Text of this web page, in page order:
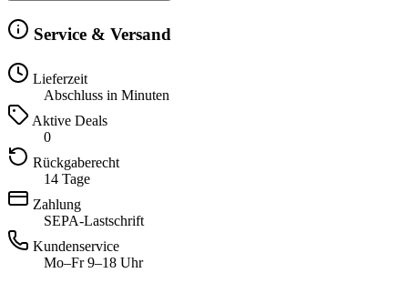
Service & Versand
Lieferzeit
Abschluss in Minuten
Aktive Deals
0
Rückgaberecht
14 Tage
Zahlung
SEPA-Lastschrift
Kundenservice
Mo–Fr 9–18 Uhr